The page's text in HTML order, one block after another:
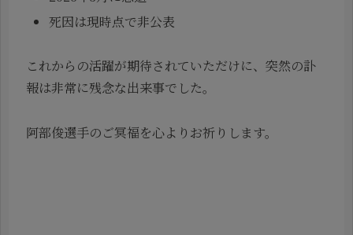
死因は現時点で非公表
これからの活躍が期待されていただけに、突然の訃
報は非常に残念な出来事でした。
阿部俊選手のご冥福を心よりお祈りします。